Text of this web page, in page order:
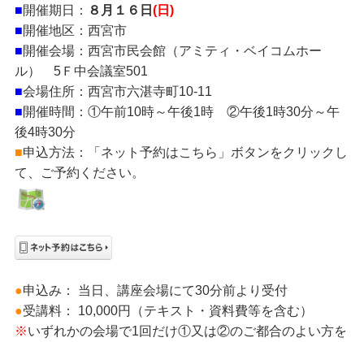
■開催期日： ８月１６日 (日)
■開催地区：西宮市
■開催会場：西宮市民会館（アミティ・ベイコムホー
ル） 5Ｆ中会議室501
■会場住所：西宮市六湛寺町10-11
■開催時間：①午前10時～午後1時 ②午後1時30分～午
後4時30分
■申込方法：「ネット予約はこちら」ボタンをクリックし
て、ご予約ください。
●申込み： 当日、講座会場にて30分前より受付
●受講料： 10,000円（テキスト・資料費等を含む）
※いずれかの会場で1回だけ①又は②のご都合のよい方を